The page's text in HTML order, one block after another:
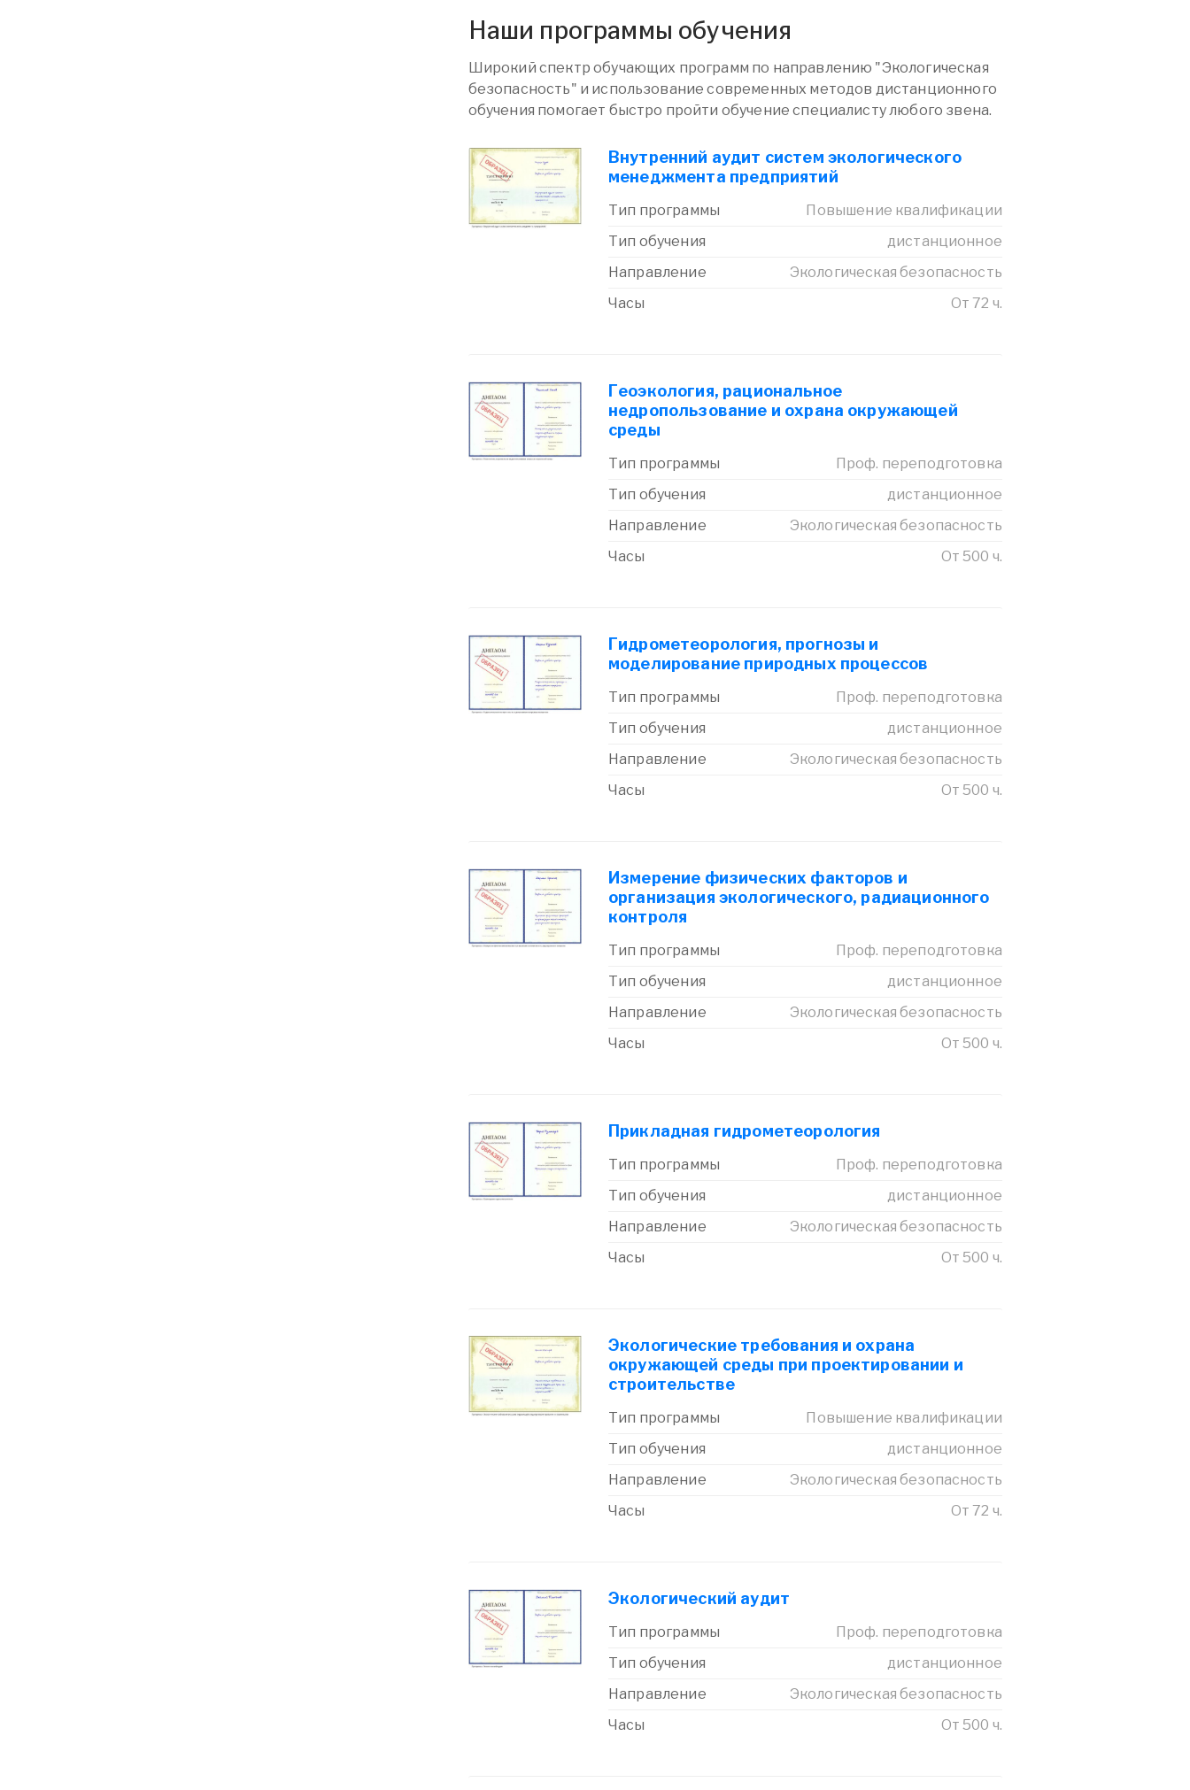
Наши программы обучения
Широкий спектр обучающих программ по направлению "Экологическая
безопасность" и использование современных методов дистанционного
обучения помогает быстро пройти обучение специалисту любого звена.
Внутренний аудит систем экологического
менеджмента предприятий
Тип программы
Повышение квалификации
Тип обучения
дистанционное
Направление
Экологическая безопасность
Часы
От 72 ч.
Геоэкология, рациональное
недропользование и охрана окружающей
среды
Тип программы
Проф. переподготовка
Тип обучения
дистанционное
Направление
Экологическая безопасность
Часы
От 500 ч.
Гидрометеорология, прогнозы и
моделирование природных процессов
Тип программы
Проф. переподготовка
Тип обучения
дистанционное
Направление
Экологическая безопасность
Часы
От 500 ч.
Измерение физических факторов и
организация экологического, радиационного
контроля
Тип программы
Проф. переподготовка
Тип обучения
дистанционное
Направление
Экологическая безопасность
Часы
От 500 ч.
Прикладная гидрометеорология
Тип программы
Проф. переподготовка
Тип обучения
дистанционное
Направление
Экологическая безопасность
Часы
От 500 ч.
Экологические требования и охрана
окружающей среды при проектировании и
строительстве
Тип программы
Повышение квалификации
Тип обучения
дистанционное
Направление
Экологическая безопасность
Часы
От 72 ч.
Экологический аудит
Тип программы
Проф. переподготовка
Тип обучения
дистанционное
Направление
Экологическая безопасность
Часы
От 500 ч.